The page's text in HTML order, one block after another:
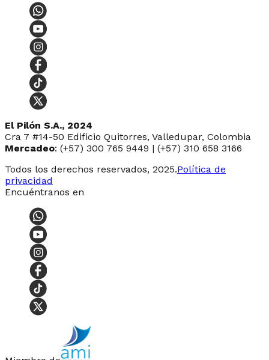
El Pilón S.A., 2024
Cra 7 #14-50 Edificio Quitorres, Valledupar, Colombia
Mercadeo: (+57) 300 765 9449 | (+57) 310 658 3166
Todos los derechos reservados, 2025.Política de
privacidad
Encuéntranos en